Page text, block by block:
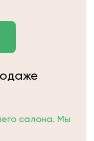
салона. Мы